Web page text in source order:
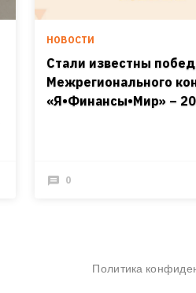
НОВОСТИ
Стали известны
Межрегионального
«Я•Финансы•Мир» –
0
Политика